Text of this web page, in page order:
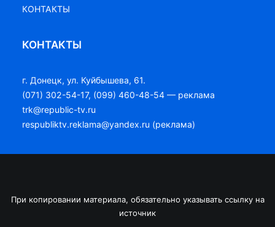
КОНТАКТЫ
КОНТАКТЫ
г. Донецк, ул. Куйбышева, 61.
(071) 302-54-17, (099) 460-48-54 — реклама
trk@republic-tv.ru
respubliktv.reklama@yandex.ru (реклама)
При копировании материала, обязательно указывать ссылку на
источник